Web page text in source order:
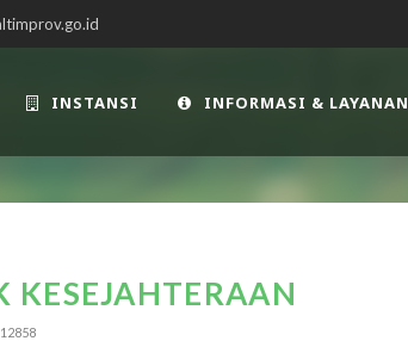
INSTANSI INFORMASI & LAYANAN
12858